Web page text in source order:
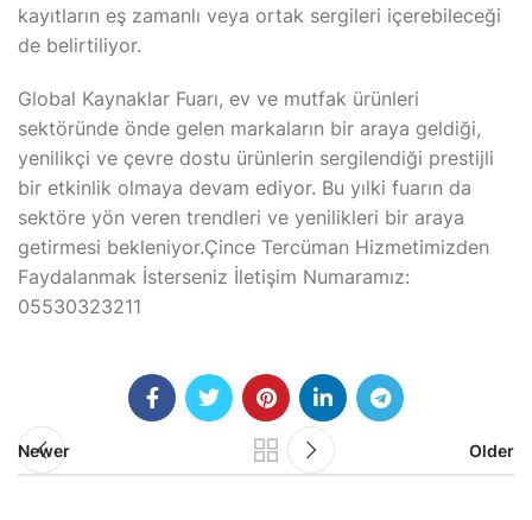
kayıtların eş zamanlı veya ortak sergileri içerebileceği
de belirtiliyor.
Global Kaynaklar Fuarı, ev ve mutfak ürünleri
sektöründe önde gelen markaların bir araya geldiği,
yenilikçi ve çevre dostu ürünlerin sergilendiği prestijli
bir etkinlik olmaya devam ediyor. Bu yılki fuarın da
sektöre yön veren trendleri ve yenilikleri bir araya
getirmesi bekleniyor.Çince Tercüman Hizmetimizden
Faydalanmak İsterseniz İletişim Numaramız:
05530323211
Newer Older